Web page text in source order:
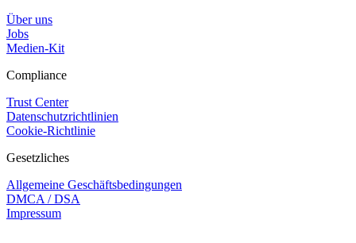
Über uns
Jobs
Medien-Kit
Compliance
Trust Center
Datenschutzrichtlinien
Cookie-Richtlinie
Gesetzliches
Allgemeine Geschäftsbedingungen
DMCA / DSA
Impressum